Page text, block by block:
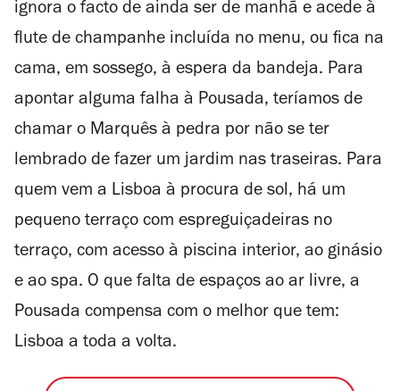
ignora o facto de ainda ser de manhã e acede à
flute de champanhe incluída no menu, ou fica na
cama, em sossego, à espera da bandeja. Para
apontar alguma falha à Pousada, teríamos de
chamar o Marquês à pedra por não se ter
lembrado de fazer um jardim nas traseiras. Para
quem vem a Lisboa à procura de sol, há um
pequeno terraço com espreguiçadeiras no
terraço, com acesso à piscina interior, ao ginásio
e ao spa. O que falta de espaços ao ar livre, a
Pousada compensa com o melhor que tem:
Lisboa a toda a volta.